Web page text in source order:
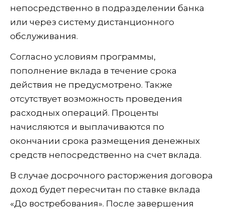
непосредственно в подразделении банка
или через систему дистанционного
обслуживания.
Согласно условиям программы,
пополнение вклада в течение срока
действия не предусмотрено. Также
отсутствует возможность проведения
расходных операций. Проценты
начисляются и выплачиваются по
окончании срока размещения денежных
средств непосредственно на счет вклада.
В случае досрочного расторжения договора
доход будет пересчитан по ставке вклада
«До востребования». После завершения